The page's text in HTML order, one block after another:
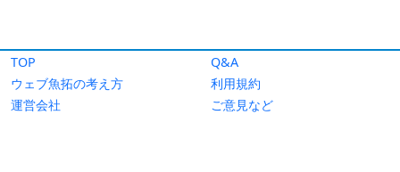
TOP
Q&A
ウェブ魚拓の考え方
利用規約
運営会社
ご意見など